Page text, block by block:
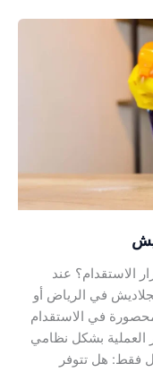
الاستقدام؟ عند
في الرياض أو
في الاستقدام
العملية بشكل نظامي
فقط: هل تتوفر